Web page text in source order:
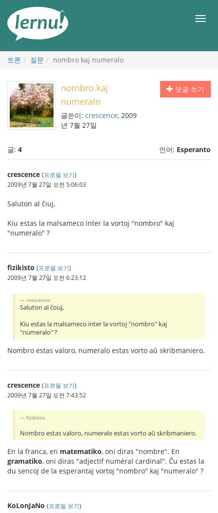
메
토론 질문 nombro kaj numeralo
댓글 쓰기
nombro kaj
numeralo
글쓴이: crescence, 2009
년 7월 27일
글: 4 언어: Esperanto
crescence (프로필 보기)
2009년 7월 27일 오전 5:06:03
Saluton al ĉiuj,
Kiu estas la malsameco inter la vortoj "nombro" kaj
"numeralo" ?
fizikisto (프로필 보기)
2009년 7월 27일 오전 6:23:12
crescence:
Saluton al ĉouj,
Kiu estas la malsameco inter la vortoj "nombro" kaj
"numeralo" ?
Nombro estas valoro, numeralo estas vorto aŭ skribmaniero.
crescence (프로필 보기)
2009년 7월 27일 오전 7:43:52
fizikisto:
Nombro estas valoro, numeralo estas vorto aŭ skribmaniero.
En la franca, en matematiko, oni diras "nombre". En
gramatiko, oni diras "adjectif numéral cardinal". Ĉu estas la
du sencoj de la esperantaj vortoj "nombro" kaj "numeralo" ?
KoLonJaNo (프로필 보기)